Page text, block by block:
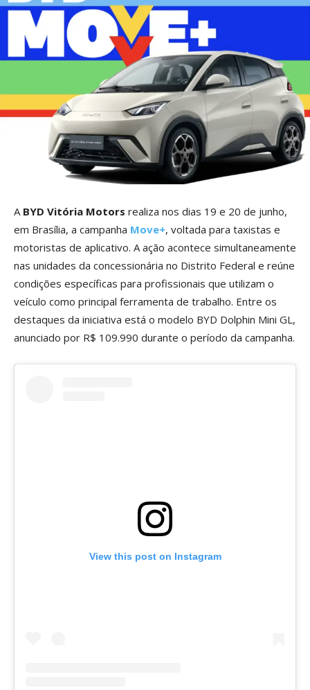
A BYD Vitória Motors realiza nos dias 19 e 20 de junho,
em Brasília, a campanha Move+, voltada para taxistas e
motoristas de aplicativo. A ação acontece simultaneamente
nas unidades da concessionária no Distrito Federal e reúne
condições específicas para profissionais que utilizam o
veículo como principal ferramenta de trabalho. Entre os
destaques da iniciativa está o modelo BYD Dolphin Mini GL,
anunciado por R$ 109.990 durante o período da campanha.
View this post on Instagram